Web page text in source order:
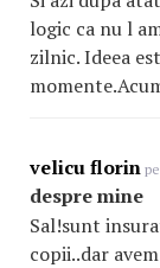
logic ca nu l
zilnic. Ideea
velicu florin
despre mine
Sal!sunt
copii..dar